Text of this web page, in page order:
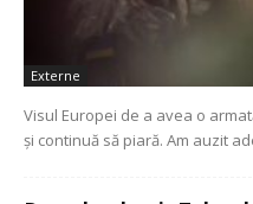
Externe
Visul Europei de a avea o
și continuă să piară. Am auzit